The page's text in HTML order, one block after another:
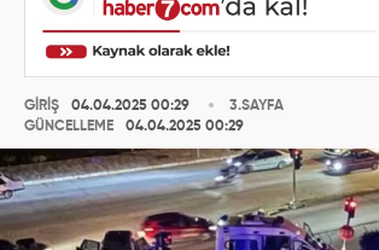
GİRİŞ
04.04.2025 00:29
GÜNCELLEME
04.04.2025 00:29
3.SAYFA